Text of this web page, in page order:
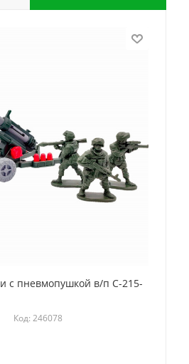
с пневмопушкой в/п С-215-
Код: 246078